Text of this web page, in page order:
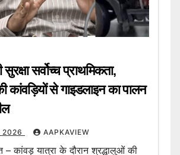
सर्वोच्च प्राथमिकता,
कांवड़ियों से गाइडलाइन का पालन
2026 AAPKAVIEW
– कांवड़ यात्रा के दौरान श्रद्धालुओं की